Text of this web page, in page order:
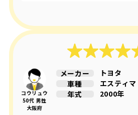
んでした。 廃車王さんに問い合
量税の還付金の存在に気がつき
他社は還付金込みでの買取額の
明しました。 結果的に、買取額
ると廃車王さんが1番高く買取し
が分かり、お願いしました。 取
たお店の方も親切でしたし、数回
た際にも丁寧に対応していただけ
次回必要になった際には、またこ
うと思います。 ありがとうござい
コウリュウ
50代 男性
大阪府
メーカー
トヨタ
車種
エスティマ
年式
2000年